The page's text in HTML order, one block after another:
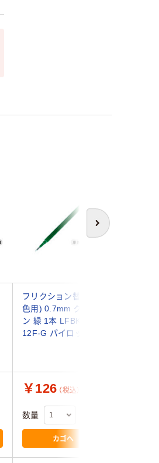
次へ
フリクション替芯(単
色用) 0.7mm グリー
ン 緑 1本 LFBKRF-
12F-G パイロット
￥126 （税込）
数量
カゴへ